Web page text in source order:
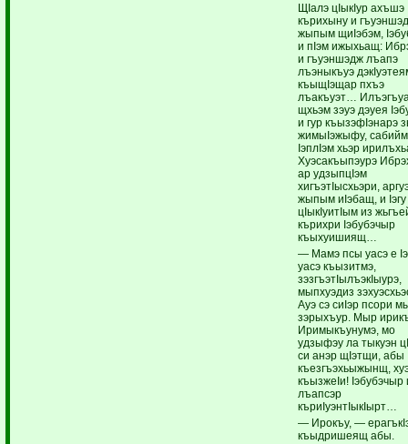
ЩIалэ цIыкIур ахъшэ
кърихыну и
жыпым щиIэбэм,
и пIэм ижыхьащ:
и гъуэншэдж лъапэ
лъэныкъуэ
къыщIэщар пхъэ
лъакъуэт…
щхьэм зэуэ дэуея
и гур къызэфIэнарэ
жимыIэжыфу,
IэплIэм хьэр
Хуэсакъыпэурэ
ар удзыпцIэм
хигъэтIысхьэри,
жыпым иIэбащ, и Iэгу
цIыкIуитIым из
кърихри Iэбубэчыр
къыхуишиящ…
— Мамэ псы уасэ е
уасэ къызитмэ,
зэзгъэтIылъэкIыурэ,
мыпхуэдиз
Ауэ сэ сиIэр псори
зэрыхъур. Мыр
Иримыкъунумэ, мо
удзыфэу ла тыкуэн
си анэр щIэтщи, абы
къезгъэхьыжынщ,
къызжеIи! Iэбубэчыр
лъапсэр
къриIуэнтIыкIырт…
— Ирокъу, —
къыдришеящ абы.